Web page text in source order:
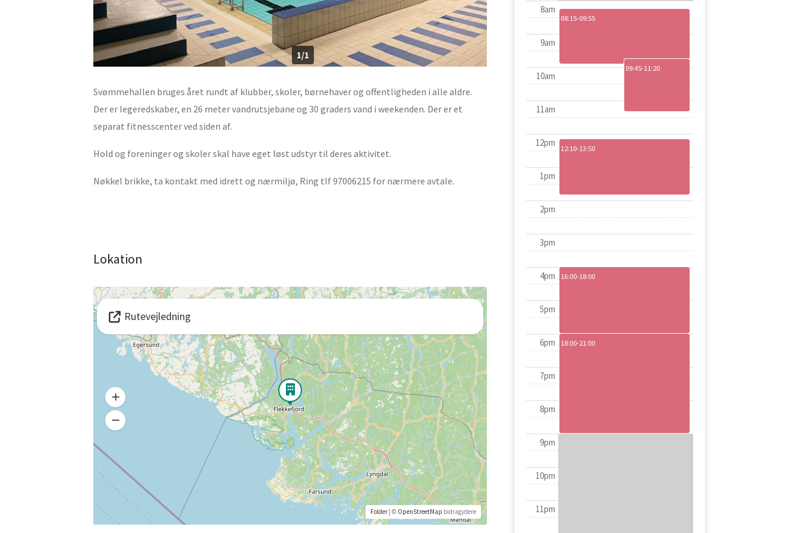
8am
9am
10am
11am
12pm
1pm
2pm
3pm
4pm
5pm
6pm
7pm
8pm
9pm
10pm
11pm
08:15-09:55
09:45-11:20
12:10-13:50
16:00-18:00
18:00-21:00
1/1
Svømmehallen bruges året rundt af klubber, skoler, børnehaver og offentligheden i alle aldre.
Der er legeredskaber, en 26 meter vandrutsjebane og 30 graders vand i weekenden. Der er et
separat fitnesscenter ved siden af.
Hold og foreninger og skoler skal have eget løst udstyr til deres aktivitet.
Nøkkel brikke, ta kontakt med idrett og nærmiljø, Ring tlf 97006215 for nærmere avtale.
Lokation
Folder| © OpenStreetMap bidragydere
Rutevejledning